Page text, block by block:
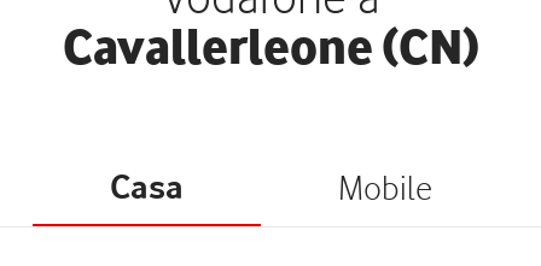
Cavallerleone (CN)
Casa Mobile